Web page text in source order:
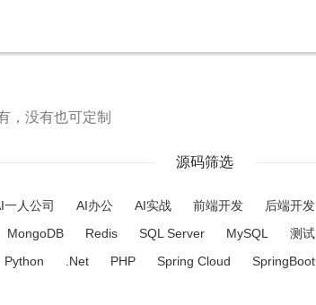
，没有也可定制
源码筛选
一人公司 AI办公 AI实战 前端开发 后端开发
MongoDB Redis SQL Server MySQL 测试
Python .Net PHP Spring Cloud SpringBoot